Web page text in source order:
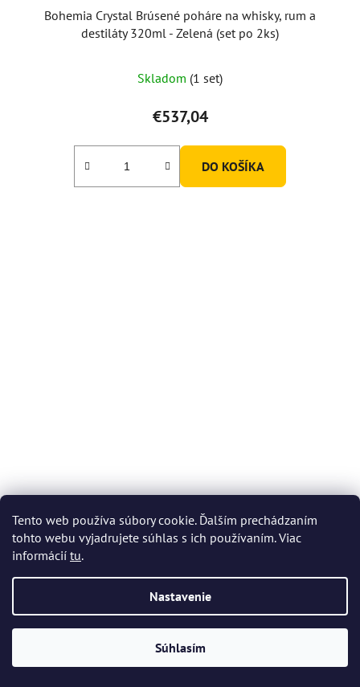
Tento web používa súbory cookie. Ďalším prechádzaním
tohto webu vyjadrujete súhlas s ich používaním. Viac
informácií tu.
Nastavenie
Súhlasím
Bohemia Crystal Brúsené poháre na whisky, rum a
destiláty 320ml - Zelená (set po 2ks)
Skladom (1 set)
€537,04
DO KOŠÍKA
karafa + 6 pohárov)
€1 075,62
DO KOŠÍKA